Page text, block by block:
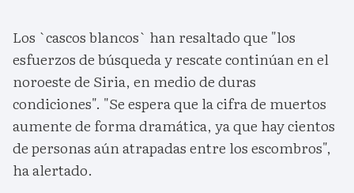
Los `cascos blancos` han resaltado que "los
esfuerzos de búsqueda y rescate continúan en el
noroeste de Siria, en medio de duras
condiciones". "Se espera que la cifra de muertos
aumente de forma dramática, ya que hay cientos
de personas aún atrapadas entre los escombros",
ha alertado.